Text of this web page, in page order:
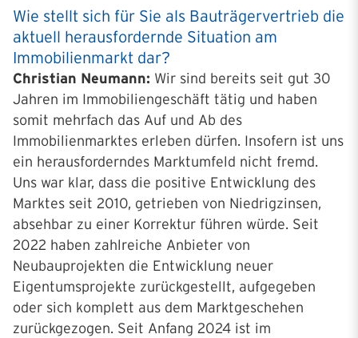
Wie stellt sich für Sie als Bauträgervertrieb die
aktuell herausfordernde Situation am
Immobilienmarkt dar?
Christian Neumann: Wir sind bereits seit gut 30
Jahren im Immobiliengeschäft tätig und haben
somit mehrfach das Auf und Ab des
Immobilienmarktes erleben dürfen. Insofern ist uns
ein herausforderndes Marktumfeld nicht fremd.
Uns war klar, dass die positive Entwicklung des
Marktes seit 2010, getrieben von Niedrigzinsen,
absehbar zu einer Korrektur führen würde. Seit
2022 haben zahlreiche Anbieter von
Neubauprojekten die Entwicklung neuer
Eigentumsprojekte zurückgestellt, aufgegeben
oder sich komplett aus dem Marktgeschehen
zurückgezogen. Seit Anfang 2024 ist im